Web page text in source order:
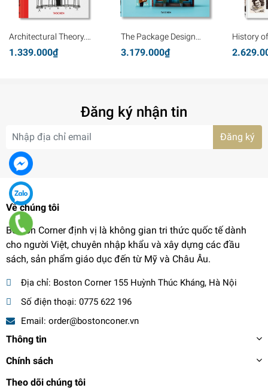
Architectural Theory.
Pioneering Texts on
Architecture from the
1.339.000₫
The Package Design
Book 8
3.179.000₫
History
Đăng ký nhận tin
Đăng ký
Về chúng tôi
Boston Corner định vị là không gian tri thức quốc tế dành
cho người Việt, chuyên nhập khẩu và xây dựng các đầu
sách, sản phẩm giáo dục đến từ Mỹ và Châu Âu.
Địa chỉ: Boston Corner 155 Huỳnh Thúc Kháng, Hà Nội
Số điện thoại: 0775 622 196
Email: order@bostonconer.vn
Thông tin
Chính sách
Theo dõi chúng tôi